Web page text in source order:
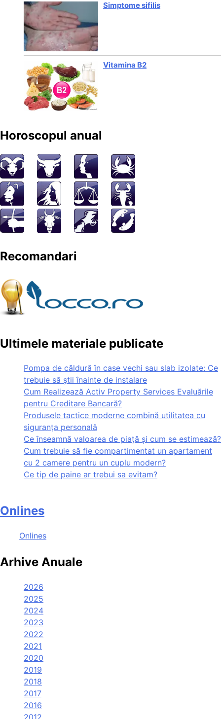
Simptome sifilis
Vitamina B2
Horoscopul anual
Recomandari
Ultimele materiale publicate
Pompa de căldură în case vechi sau slab izolate: Ce
trebuie să știi înainte de instalare
Cum Realizează Activ Property Services Evaluările
pentru Creditare Bancară?
Produsele tactice moderne combină utilitatea cu
siguranța personală
Ce înseamnă valoarea de piață și cum se estimează?
Cum trebuie să fie compartimentat un apartament
cu 2 camere pentru un cuplu modern?
Ce tip de paine ar trebui sa evitam?
Onlines
Onlines
Arhive Anuale
2026
2025
2024
2023
2022
2021
2020
2019
2018
2017
2016